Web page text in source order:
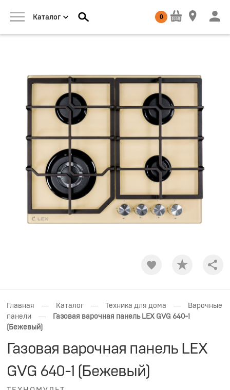
Каталог 0
Главная — Каталог — Техника для дома —
Варочные
панели
—
Газовая варочная панель LEX GVG 640-1
(Бежевый)
Газовая варочная панель LEX
GVG 640-1 (Бежевый)